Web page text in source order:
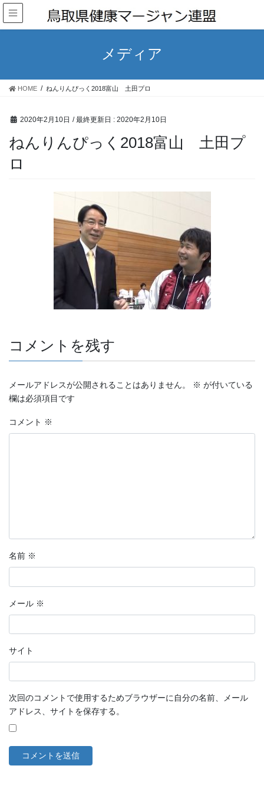
メディア
HOME ねんりんぴっく2018富山 土田プロ
2020年2月10日 / 最終更新日 : 2020年2月10日
ねんりんぴっく2018富山 土田プ
ロ
コメントを残す
メールアドレスが公開されることはありません。 ※ が付いている
欄は必須項目です
コメント ※
名前 ※
メール ※
サイト
次回のコメントで使用するためブラウザーに自分の名前、メール
アドレス、サイトを保存する。